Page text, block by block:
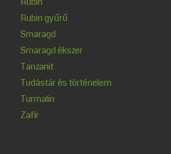
Rubin gyűrű
Smaragd
Smaragd ékszer
Tanzanit
Tudástár és történelem
Turmalin
Zafír